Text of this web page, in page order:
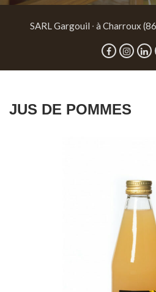
SARL Gargouil ∙ à Charroux
JUS DE POMMES